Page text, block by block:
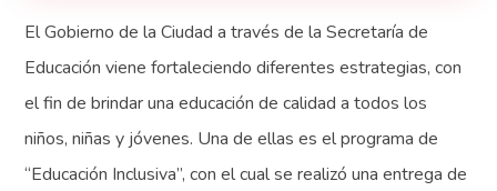
El Gobierno de la Ciudad a través de la Secretaría de
Educación viene fortaleciendo diferentes estrategias, con
el fin de brindar una educación de calidad a todos los
niños, niñas y jóvenes. Una de ellas es el programa de
“Educación Inclusiva”, con el cual se realizó una entrega de